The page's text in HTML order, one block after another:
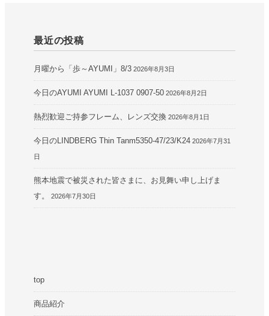
最近の投稿
月曜から「歩～AYUMI」8/3 2026年8月3日
今日のAYUMI AYUMI L-1037 0907-50 2026年8月2日
熱烈歓迎ご持参フレーム、レンズ交換 2026年8月1日
今日のLINDBERG Thin Tanm5350-47/23/K24 2026年7月31
日
熊本地震で被災された皆さまに、お見舞い申し上げま
す。
2026年7月30日
top
商品紹介